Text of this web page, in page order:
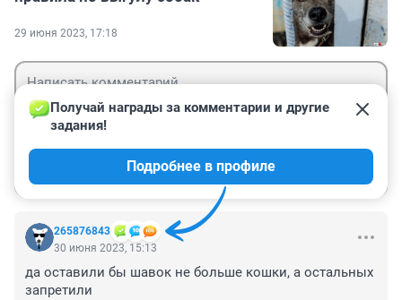
29 июня 2023, 17:18
265876843
Получай награды за комментарии и другие
задания!
Подробнее в профиле
30 июня 2023, 15:13
да оставили бы шавок не больше кошки, а остальных
запретили